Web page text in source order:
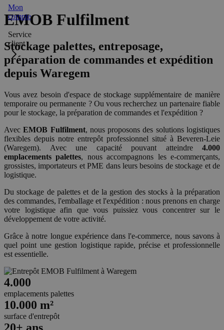
Mon
compte
Service
client
EMOB Fulfilment
Stockage palettes, entreposage,
préparation de commandes et expédition
depuis Waregem
Vous avez besoin d'espace de stockage supplémentaire de manière
temporaire ou permanente ? Ou vous recherchez un partenaire fiable
pour le stockage, la préparation de commandes et l'expédition ?
AvecEMOB Fulfilment, nous proposons des solutions logistiques
flexibles depuis notre entrepôt professionnel situé à Beveren-Leie
(Waregem). Avec une capacité pouvant atteindre 4.000
emplacements palettes, nous accompagnons les e-commerçants,
grossistes, importateurs et PME dans leurs besoins de stockage et de
logistique.
Du stockage de palettes et de la gestion des stocks à la préparation
des commandes, l'emballage et l'expédition : nous prenons en charge
votre logistique afin que vous puissiez vous concentrer sur le
développement de votre activité.
Grâce à notre longue expérience dans l'e-commerce, nous savons à
quel point une gestion logistique rapide, précise et professionnelle
est essentielle.
4.000
emplacements palettes
10.000 m²
surface d'entrepôt